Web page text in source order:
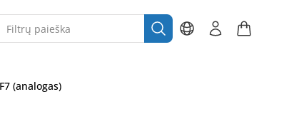
(analogas)